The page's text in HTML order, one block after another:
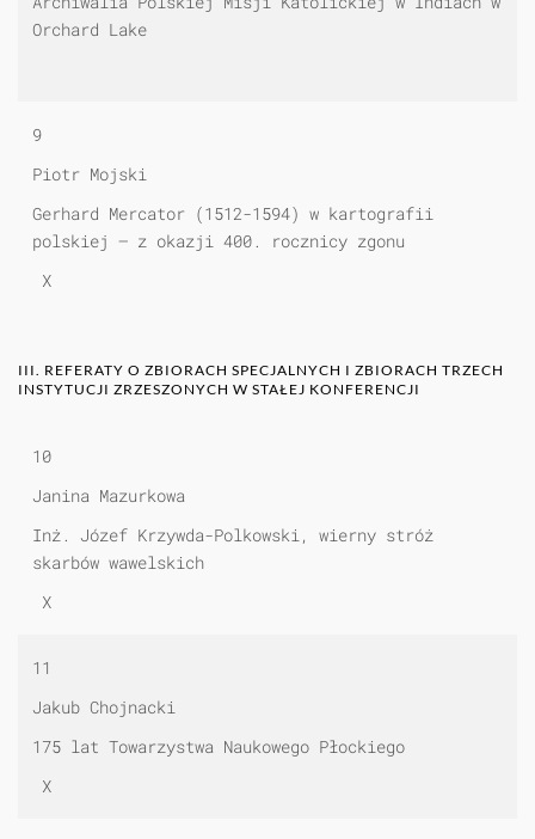
Orchard Lake
9
Piotr Mojski
Gerhard Mercator (1512-1594) w kartografii
polskiej — z okazji 400. rocznicy zgonu
X
III. REFERATY O ZBIORACH SPECJALNYCH I ZBIORACH TRZECH
INSTYTUCJI ZRZESZONYCH W STAŁEJ KONFERENCJI
10
Janina Mazurkowa
Inż. Józef Krzywda-Polkowski, wierny stróż
skarbów wawelskich
X
11
Jakub Chojnacki
175 lat Towarzystwa Naukowego Płockiego
X